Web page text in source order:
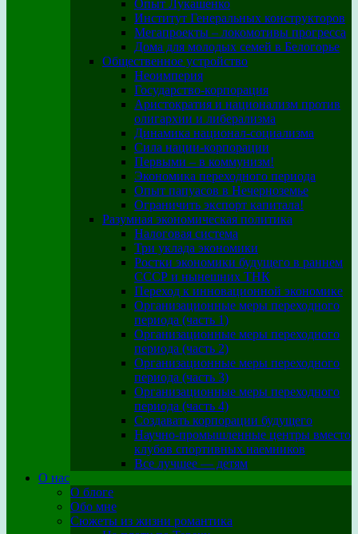
Опыт Лукашенко
Институт Генеральных конструкторов
Мегапроекты – локомотивы прогресса
Дома для молодых семей в Белогорье
Общественное устройство
Неоимперия
Государство-корпорация
Аристократия и национализм против
олигархии и либерализма
Динамика национал-социализма
Сила нации-корпорации
Первыми – в коммунизм!
Экономика переходного периода
Опыт папуасов в Нечерноземье
Ограничить экспорт капитала!
Разумная экономическая политика
Налоговая система
Три уклада экономики
Ростки экономики будущего в раннем
СССР и нынешних ТНК
Переход к инновационной экономике
Организационные меры переходного
периода (часть 1)
Организационные меры переходного
периода (часть 2)
Организационные меры переходного
периода (часть 3)
Организационные меры переходного
периода (часть 4)
Создавать корпорации будущего
Научно-промышленные центры вместо
клубов спортивных наемников
Все лучшее — детям
О нас
О блоге
Обо мне
Сюжеты из жизни романтика